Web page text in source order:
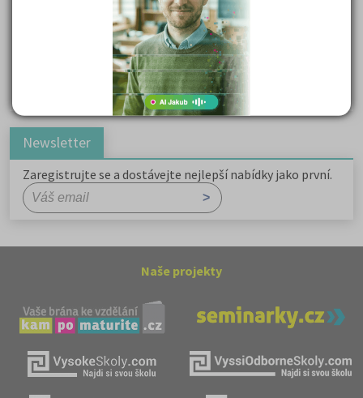
Základní charakteristiky obyvatelstva a geografie sídel
Karel Hynek Mácha: Máj
Karel Havlíček Borovský: Tyrolské elegie
Romain Rolland: Petr a Lucie
Newsletter
Zaregistrujte se a dostávejte nejlepší nabídky jako první.
Naše projekty